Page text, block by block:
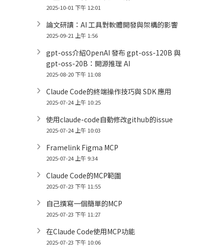
2025-10-01 下午 12:01
論文研讀：AI 工具對軟體開發與架構的影響
2025-09-21 上午 1:56
gpt-oss介紹OpenAI 發布 gpt-oss-120B 與
gpt-oss-20B：開源推理 AI
2025-08-20 下午 11:08
Claude Code的終端操作技巧與 SDK 應用
2025-07-24 上午 10:25
使用claude-code自動修改github的issue
2025-07-24 上午 10:03
Framelink Figma MCP
2025-07-24 上午 9:34
Claude Code的MCP範圍
2025-07-23 下午 11:55
自己撰寫一個簡單的MCP
2025-07-23 下午 11:27
在Claude Code使用MCP功能
2025-07-23 下午 10:06